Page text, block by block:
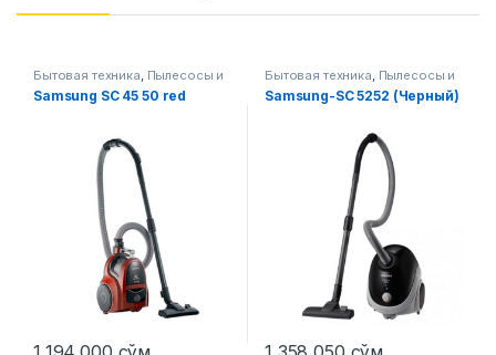
Бытовая техника, Пылесосы и
аксессуары
Samsung SC 45 50 red
Бытовая техника, Пылесосы и
аксессуары
Samsung-SC 5252 (Черный)